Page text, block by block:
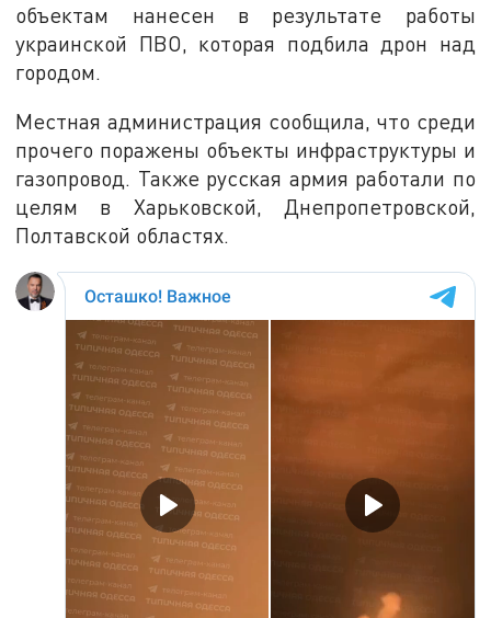
объектам нанесен в результате работы
украинской ПВО, которая подбила дрон над
городом.
Местная администрация сообщила, что среди
прочего поражены объекты инфраструктуры и
газопровод. Также русская армия работали по
целям в Харьковской, Днепропетровской,
Полтавской областях.